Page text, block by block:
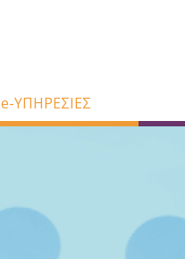
e-ΥΠΗΡΕΣΙΕΣ